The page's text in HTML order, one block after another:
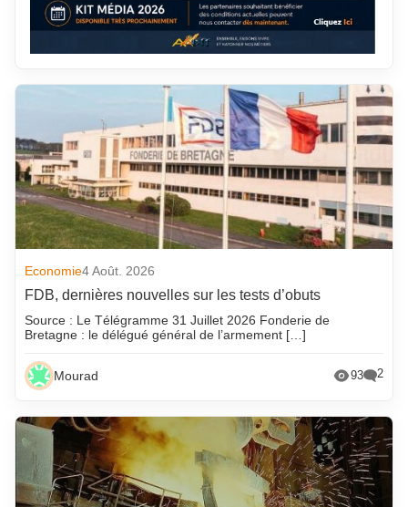
Economie4 Août. 2026
FDB, dernières nouvelles sur les tests d’obuts
Source : Le Télégramme 31 Juillet 2026 Fonderie de
Bretagne : le délégué général de l’armement […]
Mourad 93 2